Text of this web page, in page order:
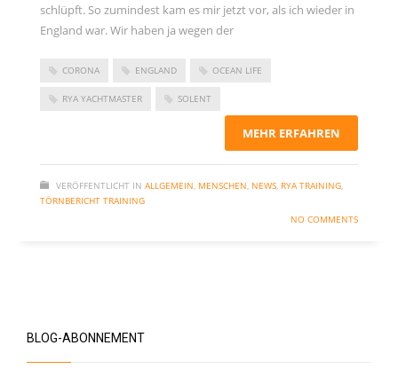
November 2023
September 2023
Juni 2023
Mai 2023
September 2022
Juni 2022
schlüpft. So zumindest kam es mir jetzt vor, als ich wieder in
England war. Wir haben ja wegen der
CORONA ENGLAND OCEAN LIFE
RYA YACHTMASTER SOLENT
MEHR ERFAHREN
VERÖFFENTLICHT IN ALLGEMEIN, MENSCHEN, NEWS, RYA TRAINING,
TÖRNBERICHT TRAINING
NO COMMENTS
BLOG-ABONNEMENT